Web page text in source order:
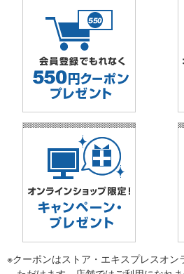
※クーポンはストア・エキスプレスオン